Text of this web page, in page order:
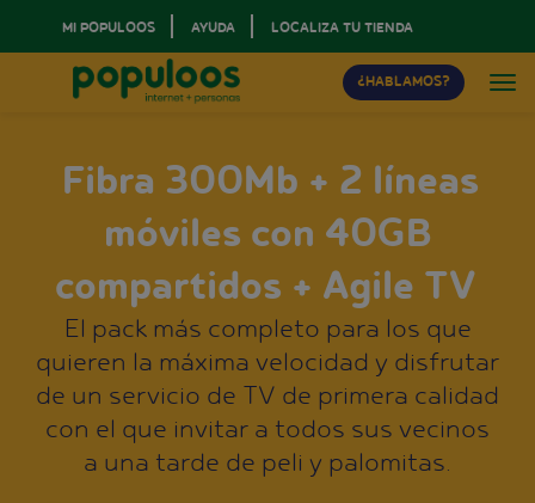
MI POPULOOS AYUDA LOCALIZA TU TIENDA
¿HABLAMOS?
Fibra 300Mb + 2 líneas
móviles con 40GB
compartidos + Agile TV
El pack más completo para los que
quieren la máxima velocidad y disfrutar
de un servicio de TV de primera calidad
con el que invitar a todos sus vecinos
a una tarde de peli y palomitas.